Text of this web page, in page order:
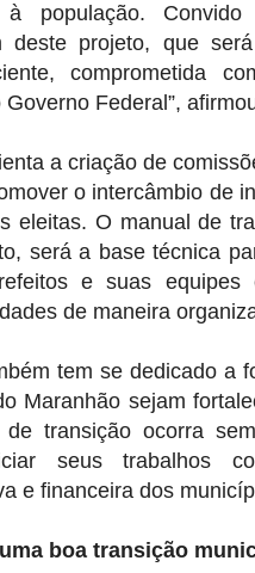
à população.
deste projeto, que
comprometida
Federal”,
a criação de
o intercâmbio de
eleitas. O manual de
será a base técnica
e suas equipes
de maneira
tem se dedicado a
Maranhão sejam
transição ocorra
seus trabalhos
e financeira dos
boa transição